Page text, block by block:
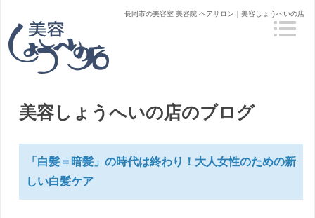
長岡市の美容室 美容院 ヘアサロン｜美容しょうへいの店
美容しょうへいの店のブログ
「白髪＝暗髪」の時代は終わり！大人女性のための新
しい白髪ケア